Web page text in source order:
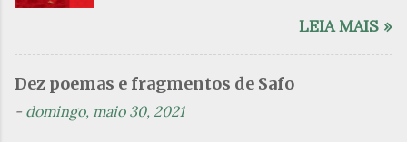
que mergulharam em sua própria
psicanalítico e findaram por revelar
a partir dessa intimidade o lado
LEIA MAIS »
Dez poemas e fragmentos de Safo
- domingo, maio 30, 2021